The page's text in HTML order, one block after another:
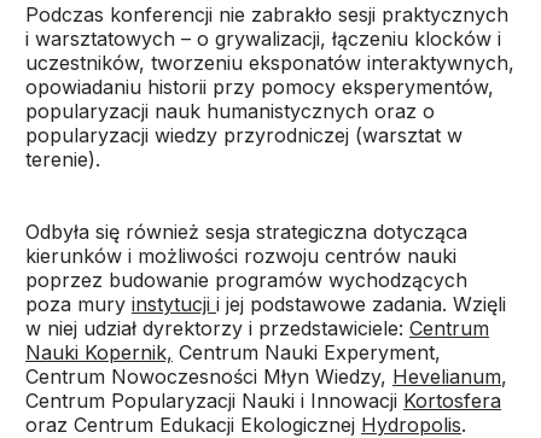
Podczas konferencji nie zabrakło sesji praktycznych
i warsztatowych – o grywalizacji, łączeniu klocków i
uczestników, tworzeniu eksponatów interaktywnych,
opowiadaniu historii przy pomocy eksperymentów,
popularyzacji nauk humanistycznych oraz o
popularyzacji wiedzy przyrodniczej (warsztat w
terenie).
Odbyła się również sesja strategiczna dotycząca
kierunków i możliwości rozwoju centrów nauki
poprzez budowanie programów wychodzących
poza mury instytucji i jej podstawowe zadania. Wzięli
w niej udział dyrektorzy i przedstawiciele: Centrum
Nauki Kopernik, Centrum Nauki Experyment,
Centrum Nowoczesności Młyn Wiedzy, Hevelianum,
Centrum Popularyzacji Nauki i Innowacji Kortosfera
oraz Centrum Edukacji Ekologicznej Hydropolis.